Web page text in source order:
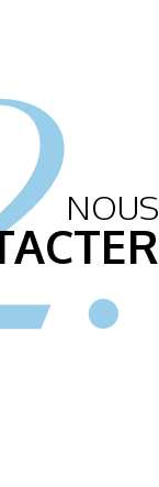
NOUS